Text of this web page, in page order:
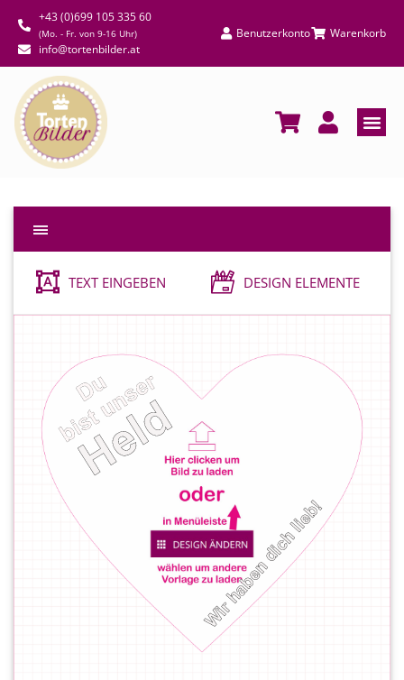
+43 (0)699 105 335 60
(Mo. - Fr. von 9-16 Uhr)
info@tortenbilder.at
Benutzerkonto Warenkorb
TEXT EINGEBEN DESIGN ELEMENTE